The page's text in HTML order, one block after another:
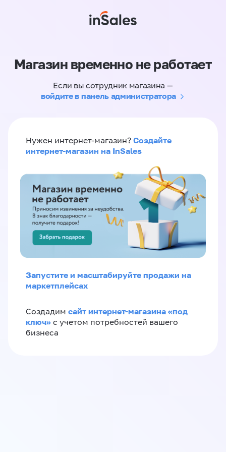
Магазин временно не работает
Если вы сотрудник магазина —
войдите в панель администратора
Нужен интернет-магазин? Создайте
интернет-магазин на InSales
Запустите и масштабируйте продажи на
маркетплейсах
Создадим сайт интернет-магазина «под
ключ» с учетом потребностей вашего
бизнеса